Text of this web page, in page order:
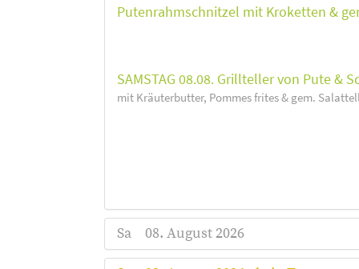
Putenrahmschnitzel mit Kroketten &
SAMSTAG 08.08. Grillteller von Pute &
mit Kräuterbutter, Pommes frites & gem.
Sa 08. August 2026